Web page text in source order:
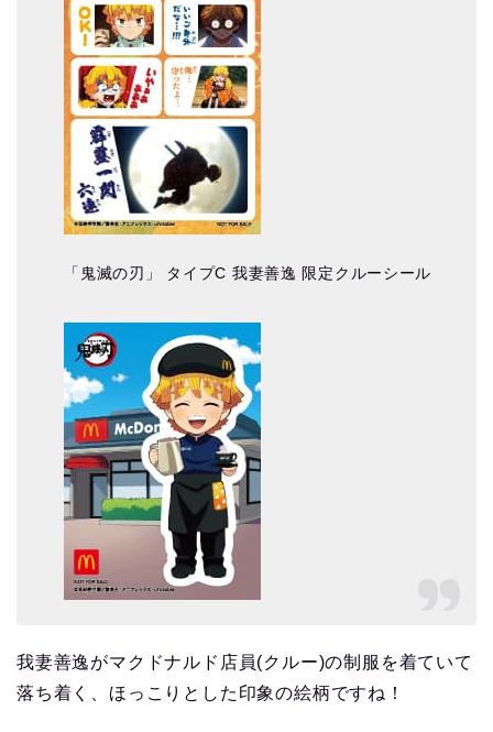
「鬼滅の刃」 タイプC 我妻善逸 限定クルーシール
我妻善逸がマクドナルド店員(クルー)の制服を着ていて
落ち着く、ほっこりとした印象の絵柄ですね！